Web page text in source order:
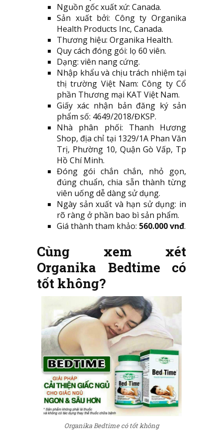
Nguồn gốc xuất xứ: Canada.
Sản xuất bởi: Công ty Organika
Health Products Inc, Canada.
Thương hiệu: Organika Health.
Quy cách đóng gói: lọ 60 viên.
Dạng: viên nang cứng.
Nhập khẩu và chịu trách nhiệm tại
thị trường Việt Nam: Công ty Cổ
phần Thương mại KAT Việt Nam.
Giấy xác nhận bản đăng ký sản
phẩm số: 4649/2018/ĐKSP.
Nhà phân phối: Thanh Hương
Shop, địa chỉ tại 1329/1A Phan Văn
Trị, Phường 10, Quận Gò Vấp, Tp
Hồ Chí Minh.
Đóng gói chắn chắn, nhỏ gọn,
đúng chuẩn, chia sẵn thành từng
viên uống dễ dàng sử dụng.
Ngày sản xuất và hạn sử dụng: in
rõ ràng ở phần bao bì sản phẩm.
Giá thành tham khảo: 560.000 vnđ.
Cùng xem xét
Organika Bedtime có
tốt không?
Organika Bedtime có tốt không